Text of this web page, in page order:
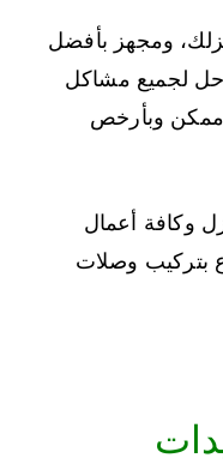
ومجهز بأفضل
حل لجميع مشاكل
ممكن وبأرخص
وكافة أعمال
بتركيب وصلات